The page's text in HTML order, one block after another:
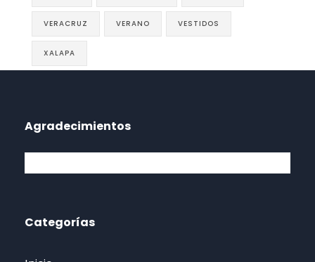
VERACRUZ VERANO VESTIDOS
XALAPA
Agradecimientos
Categorías